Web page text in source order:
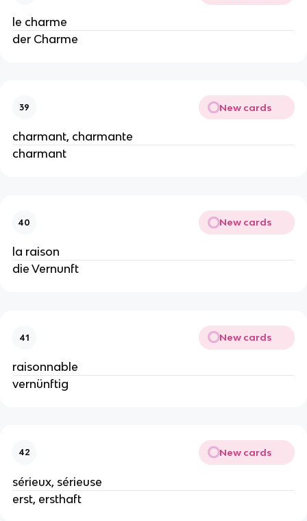
le charme
der Charme
39 New cards
charmant, charmante
charmant
40 New cards
la raison
die Vernunft
41 New cards
raisonnable
vernünftig
42 New cards
sérieux, sérieuse
erst, ersthaft